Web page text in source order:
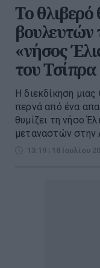
Το
βουλευτών
«νήσος
του Τσίπρα
Η διεκδίκηση
περνά από ένα
θυμίζει τη νήσο
μεταναστών στην
13:19 | 18 Ιουλίου